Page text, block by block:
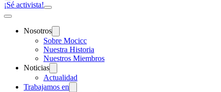
¡Sé activista!
Nosotros
Sobre Mocicc
Nuestra Historia
Nuestros Miembros
Noticias
Actualidad
Trabajamos en